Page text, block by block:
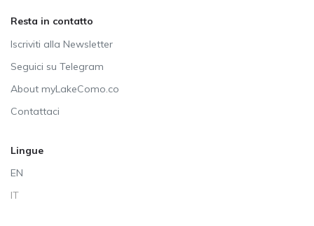
Resta in contatto
Iscriviti alla Newsletter
Seguici su Telegram
About myLakeComo.co
Contattaci
Lingue
EN
IT